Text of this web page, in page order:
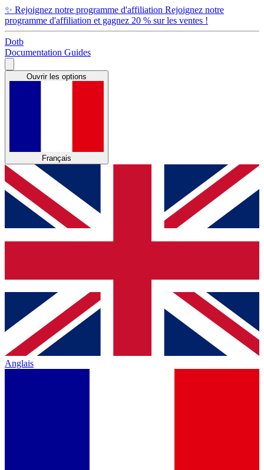
✨ Rejoignez notre programme d'affiliation Rejoignez notre
programme d'affiliation et gagnez 20 % sur les ventes !
Dotb
Documentation Guides
Ouvrir les options
Français
Anglais